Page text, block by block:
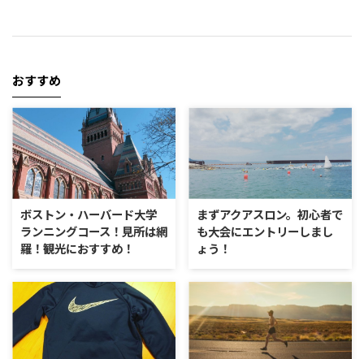
おすすめ
ボストン・ハーバード大学
ランニングコース！見所は網
羅！観光におすすめ！
まずアクアスロン。初心者で
も大会にエントリーしまし
ょう！